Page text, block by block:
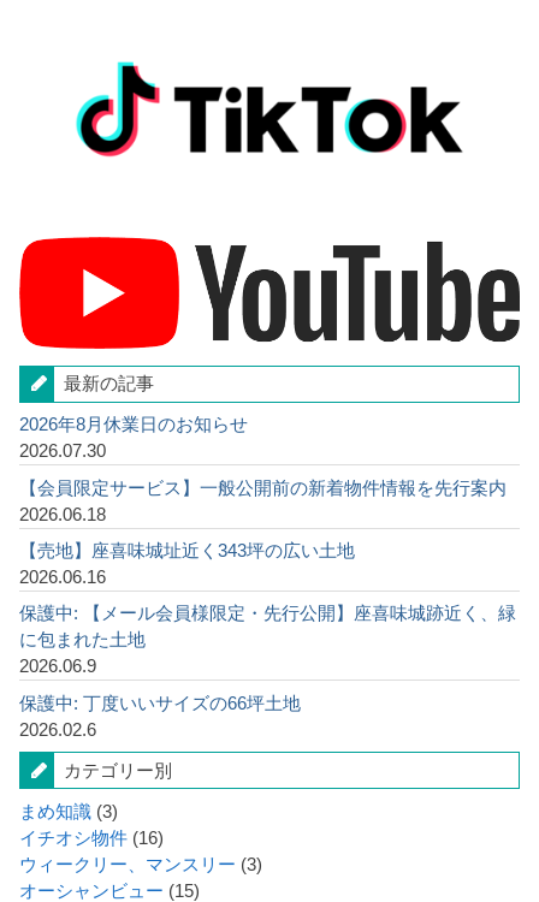
最新の記事
2026年8月休業日のお知らせ
2026.07.30
【会員限定サービス】一般公開前の新着物件情報を先行案内
2026.06.18
【売地】座喜味城址近く343坪の広い土地
2026.06.16
保護中: 【メール会員様限定・先行公開】座喜味城跡近く、緑
に包まれた土地
2026.06.9
保護中: 丁度いいサイズの66坪土地
2026.02.6
カテゴリー別
まめ知識 (3)
イチオシ物件 (16)
ウィークリー、マンスリー (3)
オーシャンビュー (15)